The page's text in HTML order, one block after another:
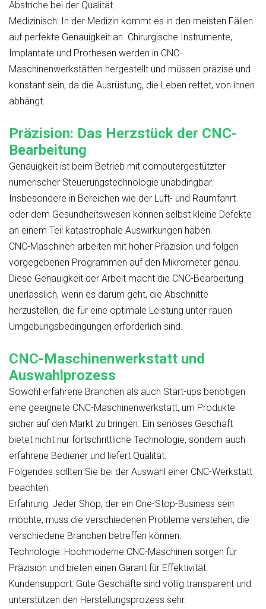
Abstriche bei der Qualität.
Medizinisch: In der Medizin kommt es in den meisten Fällen
auf perfekte Genauigkeit an. Chirurgische Instrumente,
Implantate und Prothesen werden in CNC-
Maschinenwerkstätten hergestellt und müssen präzise und
konstant sein, da die Ausrüstung, die Leben rettet, von ihnen
abhängt.
Präzision: Das Herzstück der CNC-
Bearbeitung
Genauigkeit ist beim Betrieb mit computergestützter
numerischer Steuerungstechnologie unabdingbar.
Insbesondere in Bereichen wie der Luft- und Raumfahrt
oder dem Gesundheitswesen können selbst kleine Defekte
an einem Teil katastrophale Auswirkungen haben.
CNC-Maschinen arbeiten mit hoher Präzision und folgen
vorgegebenen Programmen auf den Mikrometer genau.
Diese Genauigkeit der Arbeit macht die CNC-Bearbeitung
unerlässlich, wenn es darum geht, die Abschnitte
herzustellen, die für eine optimale Leistung unter rauen
Umgebungsbedingungen erforderlich sind.
CNC-Maschinenwerkstatt und
Auswahlprozess
Sowohl erfahrene Branchen als auch Start-ups benötigen
eine geeignete CNC-Maschinenwerkstatt, um Produkte
sicher auf den Markt zu bringen. Ein seriöses Geschäft
bietet nicht nur fortschrittliche Technologie, sondern auch
erfahrene Bediener und liefert Qualität.
Folgendes sollten Sie bei der Auswahl einer CNC-Werkstatt
beachten:
Erfahrung: Jeder Shop, der ein One-Stop-Business sein
möchte, muss die verschiedenen Probleme verstehen, die
verschiedene Branchen betreffen können.
Technologie: Hochmoderne CNC-Maschinen sorgen für
Präzision und bieten einen Garant für Effektivität.
Kundensupport: Gute Geschäfte sind völlig transparent und
unterstützen den Herstellungsprozess sehr.